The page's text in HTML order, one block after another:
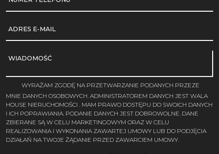
ADRES E-MAIL
WIADOMOŚĆ
WYRAŻAM ZGODĘ NA PRZETWARZANIE PODANYCH PRZEZE
MNIE DANYCH OSOBOWYCH. ADMINISTRATOREM DANYCH JEST WALA
HOUSE NIERUCHOMOŚCI . MAM PRAWO DOSTĘPU DO SWOICH DANYCH
I ICH POPRAWIANIA. PODANIE DANYCH JEST DOBROWOLNE. DANE
ZBIERANE SĄ W CELU MARKETINGOWYM ORAZ W CELU
REALIZOWANIA I WYKONANIA ZAWARTEJ UMOWY LUB DO PODJĘCIA
DZIAŁAŃ NA TWOJE ŻĄDANIE PRZED ZAWARCIEM UMOWY.